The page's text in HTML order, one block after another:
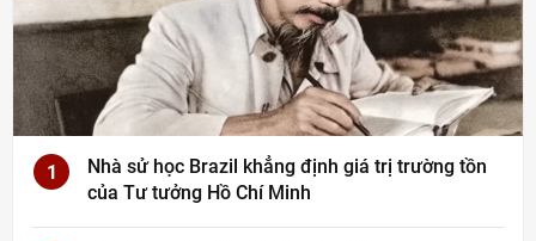
1
Nhà sử học Brazil khẳng định giá trị trường tồn
của Tư tưởng Hồ Chí Minh